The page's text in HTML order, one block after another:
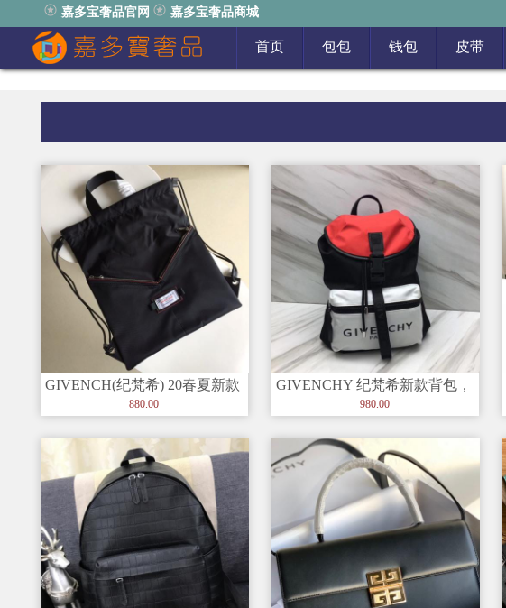
嘉多宝奢品官网 嘉多宝奢品商城
首页 包包 钱包 皮带
GIVENCH(纪梵希) 20春夏新款
巴黎Downtow880.00
GIVENCHY 纪梵希新款背包，
男士抽绳休闲背包采用进口尼
980.00